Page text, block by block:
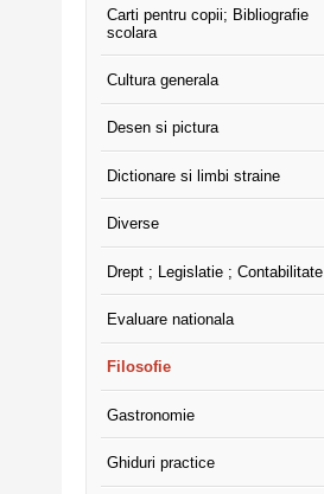
Carti pentru copii; Bibliografie
scolara
Cultura generala
Desen si pictura
Dictionare si limbi straine
Diverse
Drept ; Legislatie ; Contabilitate
Evaluare nationala
Filosofie
Gastronomie
Ghiduri practice